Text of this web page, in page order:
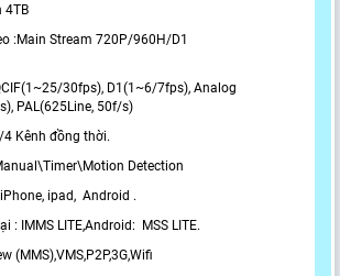
4TB
:Main Stream 720P/960H/D1
30fps), D1(1~6/7fps), Analog
PAL(625Line, 50f/s)
Kênh đồng thời.
Detection
ipad, Android .
: IMMS LITE,Android: MSS LITE.
(MMS),VMS,P2P,3G,Wifi